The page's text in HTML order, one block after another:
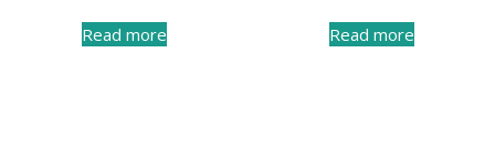
Read more Read more